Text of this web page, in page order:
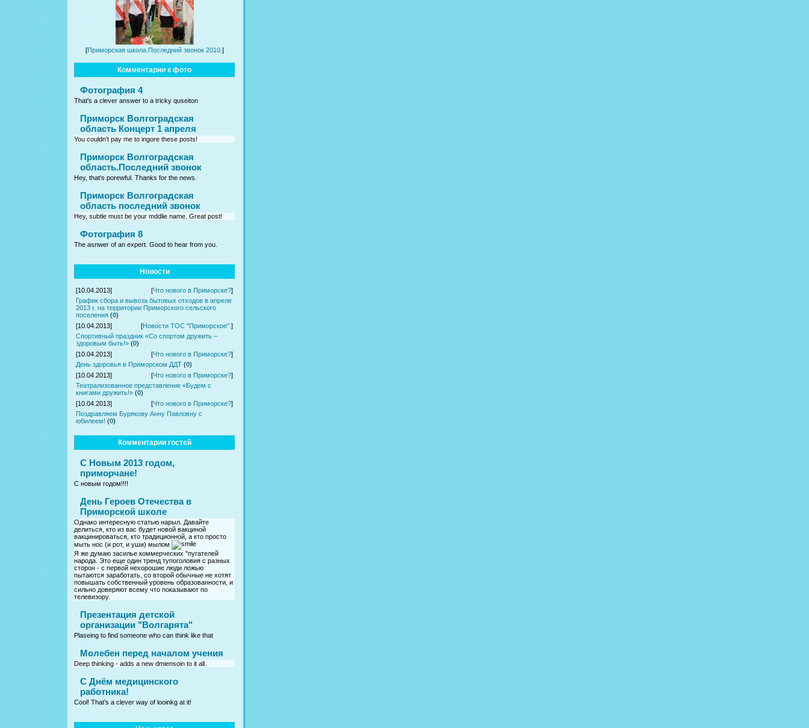
[Приморская школа.Последний звонок 2010. ]
Комментарии к фото
Фотография 4
That's a clever answer to a tricky quseiton
Приморск Волгоградская
область Концерт 1 апреля
You couldn't pay me to ingore these posts!
Приморск Волгоградская
область.Последний звонок
Hey, that's porewful. Thanks for the news.
Приморск Волгоградская
область последний звонок
Hey, subtle must be your mddlie name. Great post!
Фотография 8
The asnwer of an expert. Good to hear from you.
Новости
[10.04.2013] [Что нового в Приморске?]
График сбора и вывоза бытовых отходов в апреле
2013 г. на территории Приморского сельского
поселения (0)
[10.04.2013]
[Новости ТОС "Приморское". ]
Спортивный праздник «Со спортом дружить –
здоровым быть!» (0)
[10.04.2013]
[Что нового в Приморске?]
День здоровья в Приморском ДДТ (0)
[10.04.2013]
[Что нового в Приморске?]
Театрализованное представление «Будем с
книгами дружить!» (0)
[10.04.2013]
[Что нового в Приморске?]
Поздравляем Бурякову Анну Павловну с
юбилеем! (0)
Комментарии гостей
С Новым 2013 годом,
приморчане!
С новым годом!!!!
День Героев Отечества в
Приморской школе
Однако интересную статью нарыл. Давайте
делиться, кто из вас будет новой вакциной
вакцинироваться, кто традиционной, а кто просто
мыть нос (и рот, и уши) мылом
Я же думаю засилье коммерческих "пугателей
народа. Это еще один тренд тупоголовия с разных
сторон - с первой нехорошие люди ложью
пытаются заработать, со второй обычные не хотят
повышать собственный уровень образованности, и
сильно доверяют всему что показывают по
телевизору.
Презентация детской
организации "Волгарята"
Plaseing to find someone who can think like that
Молебен перед началом учения
Deep thinking - adds a new dmiensoin to it all.
C Днём медицинского
работника!
Cool! That's a clever way of looinkg at it!